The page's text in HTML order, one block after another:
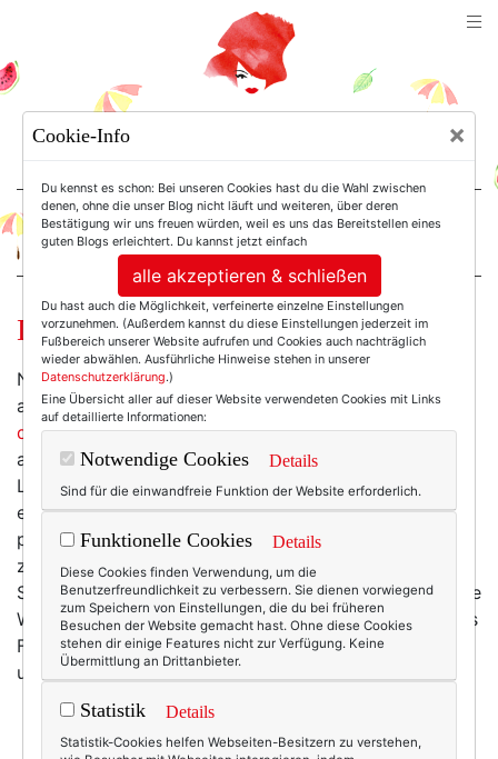
For Women. Not Girls.
Dirndl und so ähnliche Geschichten.
Nun, am Thema "Oktoberfestmode" scheiden sich ja
alljährlich die Geister: Da gibt es die Puristen (zu
denen grundsätzlich auch ich gehöre), die möglichst
authentische Trachtenmode dem Paris-Hilton-Dirndl in
Lila-Grasgrün vorziehen, die Sepplhüte als Beleidigung
empfinden und auch sonst diesem ganzen Hype mit
pressvollen Bierzelten samt hirnloser Stampfmusik
ziemlich wenig abgewinnen können. Auf der anderen
Seite gibt es die dirndligen Folklorefashionistas, die die
Wies'n ganz offensichtlich als eine Art frühherbstliches
Faschingstreiben begreifen: Hauptsache schrill, grell
und krachert. Nunja, wem's gefällt ...
Trachtenröcken von
Cookie-Info ×
Du kennst es schon: Bei unseren Cookies hast du die Wahl zwischen
denen, ohne die unser Blog nicht läuft und weiteren, über deren
Bestätigung wir uns freuen würden, weil es uns das Bereitstellen eines
guten Blogs erleichtert. Du kannst jetzt einfach
alle akzeptieren & schließen
Du hast auch die Möglichkeit, verfeinerte einzelne Einstellungen
vorzunehmen. (Außerdem kannst du diese Einstellungen jederzeit im
Fußbereich unserer Website aufrufen und Cookies auch nachträglich
wieder abwählen. Ausführliche Hinweise stehen in unserer
Datenschutzerklärung.)
Eine Übersicht aller auf dieser Website verwendeten Cookies mit Links
auf detaillierte Informationen:
Notwendige Cookies Details
Sind für die einwandfreie Funktion der Website erforderlich.
Funktionelle Cookies Details
Diese Cookies finden Verwendung, um die
Benutzerfreundlichkeit zu verbessern. Sie dienen vorwiegend
zum Speichern von Einstellungen, die du bei früheren
Besuchen der Website gemacht hast. Ohne diese Cookies
stehen dir einige Features nicht zur Verfügung. Keine
Übermittlung an Drittanbieter.
Statistik Details
Statistik-Cookies helfen Webseiten-Besitzern zu verstehen,